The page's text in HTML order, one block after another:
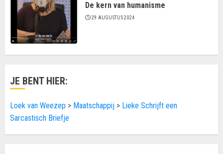
De kern van humanisme
29 AUGUSTUS 2024
JE BENT HIER:
Loek van Weezep > Maatschappij > Lieke Schrijft een
Sarcastisch Briefje